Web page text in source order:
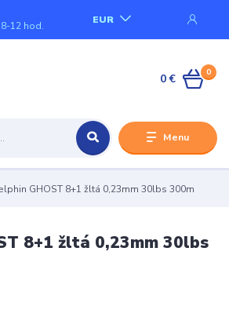
Menu
EUR
12 hod.
0
0 €
GHOST 8+1 žltá 0,23mm 30lbs 300m
8+1 žltá 0,23mm 30lbs